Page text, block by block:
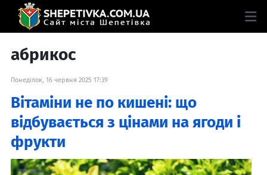
абрикос
Понеділок, 16 червня 2025 17:39
Вітаміни не по кишені: що
відбувається з цінами на ягоди і
фрукти